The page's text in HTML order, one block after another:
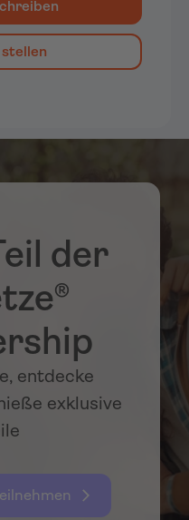
stellen
der
entdecke
exklusive